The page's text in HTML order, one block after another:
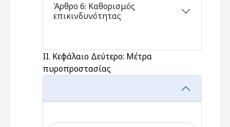
Άρθρο 6: Καθορισμός
επικινδυνότητας
ΙΙ. Κεφάλαιο Δεύτερο: Μέτρα
πυροπροστασίας